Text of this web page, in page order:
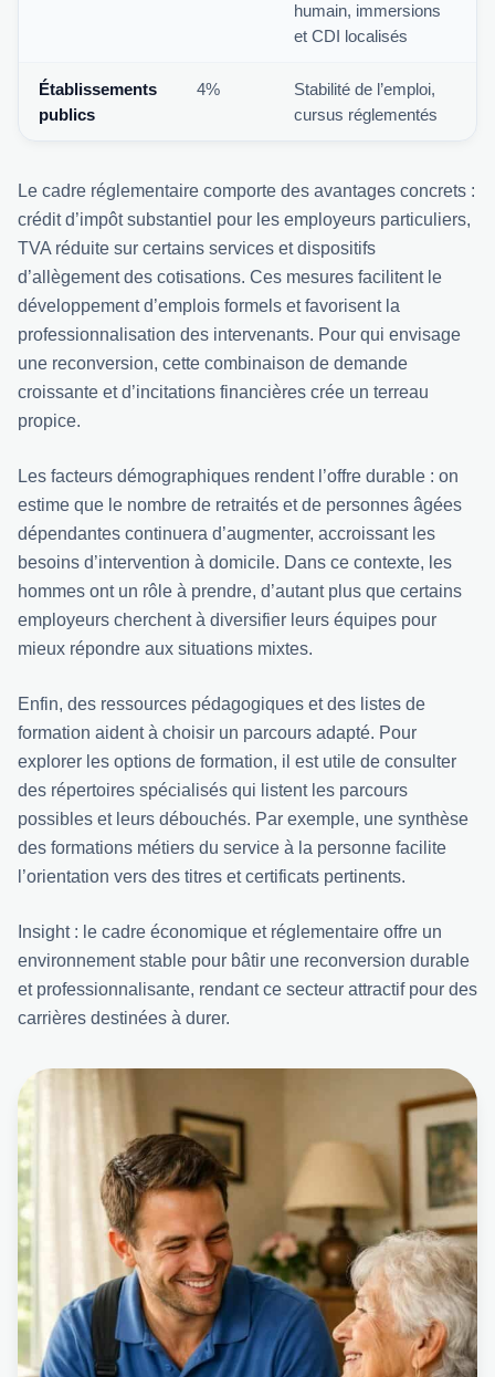
humain, immersions
et CDI localisés
Établissements
publics
4%
Stabilité de l’emploi,
cursus réglementés
Le cadre réglementaire comporte des avantages concrets :
crédit d’impôt substantiel pour les employeurs particuliers,
TVA réduite sur certains services et dispositifs
d’allègement des cotisations. Ces mesures facilitent le
développement d’emplois formels et favorisent la
professionnalisation des intervenants. Pour qui envisage
une reconversion, cette combinaison de demande
croissante et d’incitations financières crée un terreau
propice.
Les facteurs démographiques rendent l’offre durable : on
estime que le nombre de retraités et de personnes âgées
dépendantes continuera d’augmenter, accroissant les
besoins d’intervention à domicile. Dans ce contexte, les
hommes ont un rôle à prendre, d’autant plus que certains
employeurs cherchent à diversifier leurs équipes pour
mieux répondre aux situations mixtes.
Enfin, des ressources pédagogiques et des listes de
formation aident à choisir un parcours adapté. Pour
explorer les options de formation, il est utile de consulter
des répertoires spécialisés qui listent les parcours
possibles et leurs débouchés. Par exemple, une synthèse
des formations métiers du service à la personne facilite
l’orientation vers des titres et certificats pertinents.
Insight : le cadre économique et réglementaire offre un
environnement stable pour bâtir une reconversion durable
et professionnalisante, rendant ce secteur attractif pour des
carrières destinées à durer.